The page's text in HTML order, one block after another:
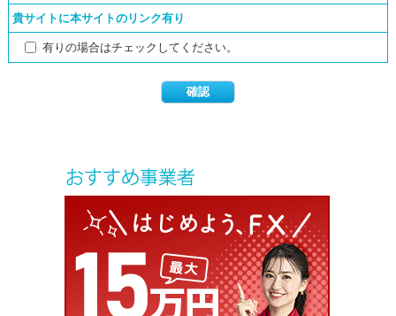
貴サイトに本サイトのリンク有り
有りの場合はチェックしてください。